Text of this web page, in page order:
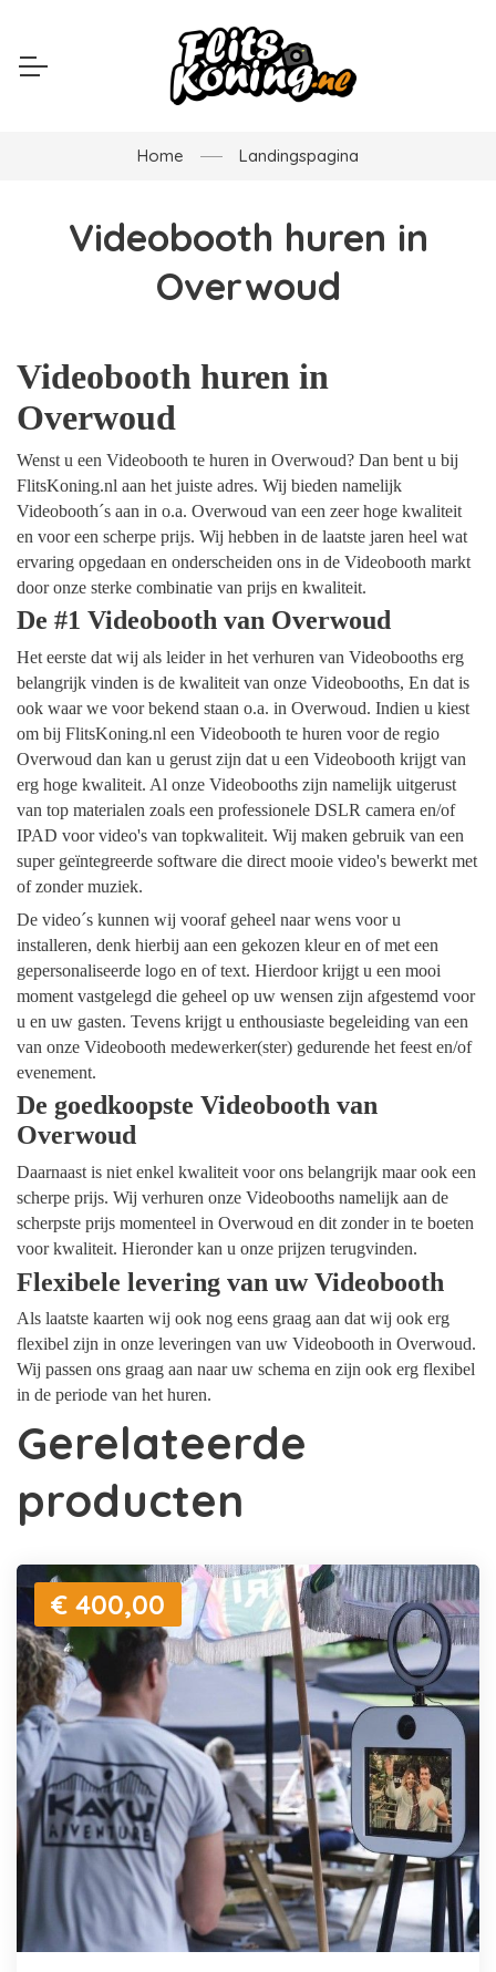
Home Landingspagina
Videobooth huren in
Overwoud
Videobooth huren in
Overwoud
Wenst u een Videobooth te huren in Overwoud? Dan bent u bij
FlitsKoning.nl aan het juiste adres. Wij bieden namelijk
Videobooth´s aan in o.a. Overwoud van een zeer hoge kwaliteit
en voor een scherpe prijs. Wij hebben in de laatste jaren heel wat
ervaring opgedaan en onderscheiden ons in de Videobooth markt
door onze sterke combinatie van prijs en kwaliteit.
De #1 Videobooth van Overwoud
Het eerste dat wij als leider in het verhuren van Videobooths erg
belangrijk vinden is de kwaliteit van onze Videobooths, En dat is
ook waar we voor bekend staan o.a. in Overwoud. Indien u kiest
om bij FlitsKoning.nl een Videobooth te huren voor de regio
Overwoud dan kan u gerust zijn dat u een Videobooth krijgt van
erg hoge kwaliteit. Al onze Videobooths zijn namelijk uitgerust
van top materialen zoals een professionele DSLR camera en/of
IPAD voor video's van topkwaliteit. Wij maken gebruik van een
super geïntegreerde software die direct mooie video's bewerkt met
of zonder muziek.
De video´s kunnen wij vooraf geheel naar wens voor u
installeren, denk hierbij aan een gekozen kleur en of met een
gepersonaliseerde logo en of text. Hierdoor krijgt u een mooi
moment vastgelegd die geheel op uw wensen zijn afgestemd voor
u en uw gasten. Tevens krijgt u enthousiaste begeleiding van een
van onze Videobooth medewerker(ster) gedurende het feest en/of
evenement.
De goedkoopste Videobooth van
Overwoud
Daarnaast is niet enkel kwaliteit voor ons belangrijk maar ook een
scherpe prijs. Wij verhuren onze Videobooths namelijk aan de
scherpste prijs momenteel in Overwoud en dit zonder in te boeten
voor kwaliteit. Hieronder kan u onze prijzen terugvinden.
Flexibele levering van uw Videobooth
Als laatste kaarten wij ook nog eens graag aan dat wij ook erg
flexibel zijn in onze leveringen van uw Videobooth in Overwoud.
Wij passen ons graag aan naar uw schema en zijn ook erg flexibel
in de periode van het huren.
Gerelateerde
producten
€ 400,00